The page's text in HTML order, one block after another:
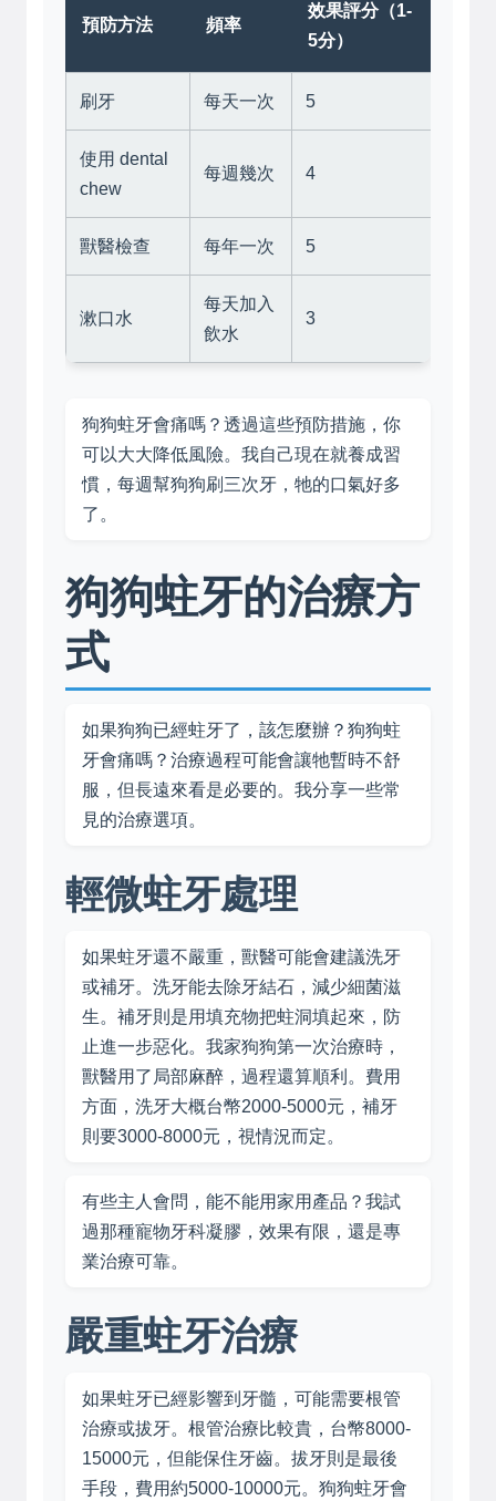
預防方法 頻率
效果評分（1-
5分）
刷牙 每天一次 5
使用 dental
chew
每週幾次 4
獸醫檢查 每年一次 5
漱口水
每天加入
飲水
3
狗狗蛀牙會痛嗎？透過這些預防措施，你
可以大大降低風險。我自己現在就養成習
慣，每週幫狗狗刷三次牙，牠的口氣好多
了。
狗狗蛀牙的治療方
式
如果狗狗已經蛀牙了，該怎麼辦？狗狗蛀
牙會痛嗎？治療過程可能會讓牠暫時不舒
服，但長遠來看是必要的。我分享一些常
見的治療選項。
輕微蛀牙處理
如果蛀牙還不嚴重，獸醫可能會建議洗牙
或補牙。洗牙能去除牙結石，減少細菌滋
生。補牙則是用填充物把蛀洞填起來，防
止進一步惡化。我家狗狗第一次治療時，
獸醫用了局部麻醉，過程還算順利。費用
方面，洗牙大概台幣2000-5000元，補牙
則要3000-8000元，視情況而定。
有些主人會問，能不能用家用產品？我試
過那種寵物牙科凝膠，效果有限，還是專
業治療可靠。
嚴重蛀牙治療
如果蛀牙已經影響到牙髓，可能需要根管
治療或拔牙。根管治療比較貴，台幣8000-
15000元，但能保住牙齒。拔牙則是最後
手段，費用約5000-10000元。狗狗蛀牙會